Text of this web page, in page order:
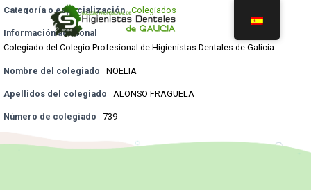
Categoría o especialización Colegiados
Información adicional
Colegiado del Colegio Profesional de Higienistas Dentales de Galicia.
Nombre del colegiado NOELIA
Apellidos del colegiado ALONSO FRAGUELA
Número de colegiado 739